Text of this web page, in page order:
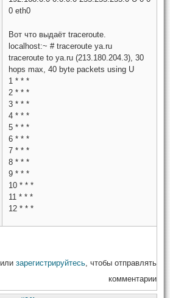
0 eth0
Вот что выдаёт traceroute.
localhost:~ # traceroute ya.ru
traceroute to ya.ru (213.180.204.3), 30
hops max, 40 byte packets using U
1 * * *
2 * * *
3 * * *
4 * * *
5 * * *
6 * * *
7 * * *
8 * * *
9 * * *
10 * * *
11 * * *
12 * * *
или зарегистрируйтесь, чтобы отправлять
комментарии